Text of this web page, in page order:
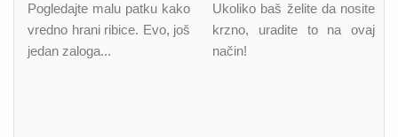
Pogledajte malu patku kako
vredno hrani ribice. Evo, još
jedan zaloga...
Ukoliko baš želite da nosite
krzno, uradite to na ovaj
način!